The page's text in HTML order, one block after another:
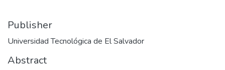
Publisher
Universidad Tecnológica de El Salvador
Abstract